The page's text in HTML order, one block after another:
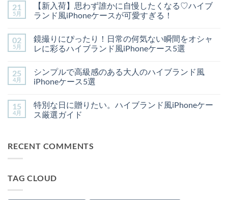
ン
ズ
ぶ
べ
き
ブ
ラ
ン
ケ
ー
ス」
の
ト
は
あ
り
ま
21
5月
【新入荷】思わず誰かに自慢したくなる♡ハイブ
ランド風iPhoneケースが可愛すぎる！
荷】
思
わ
か
に
自
た
く
な
イ
ブ
風
ン
ト
は
あ
り
ま
02
5月
鏡撮りにぴったり！日常の何気ない瞬間をオシャ
レに彩るハイブランド風iPhoneケース5選
り
に
ぴ
り！
日
常
な
い
オ
ン
ト
は
あ
り
ま
25
4月
シンプルで高級感のある大人のハイブランド風
iPhoneケース5選
プ
ル
で
の
あ
の
ン
ト
は
り
15
4月
特別な日に贈りたい。ハイブランド風iPhoneケー
ス厳選ガイド
日
に
い。
ト
り
RECENT COMMENTS
TAG CLOUD